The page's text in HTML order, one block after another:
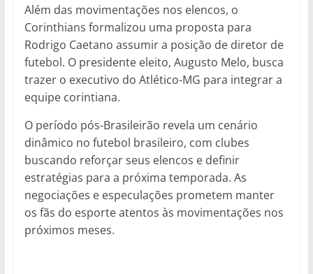
Além das movimentações nos elencos, o
Corinthians formalizou uma proposta para
Rodrigo Caetano assumir a posição de diretor de
futebol. O presidente eleito, Augusto Melo, busca
trazer o executivo do Atlético-MG para integrar a
equipe corintiana.
O período pós-Brasileirão revela um cenário
dinâmico no futebol brasileiro, com clubes
buscando reforçar seus elencos e definir
estratégias para a próxima temporada. As
negociações e especulações prometem manter
os fãs do esporte atentos às movimentações nos
próximos meses.